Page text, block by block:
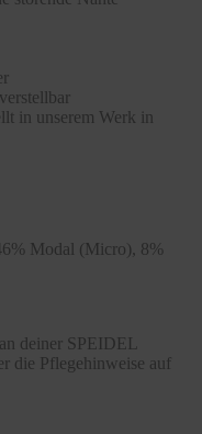
in unserem Werk in
Modal (Micro), 8%
deiner SPEIDEL
die Pflegehinweise auf